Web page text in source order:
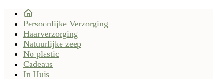
Persoonlijke Verzorging
Haarverzorging
Natuurlijke zeep
No plastic
Cadeaus
In Huis